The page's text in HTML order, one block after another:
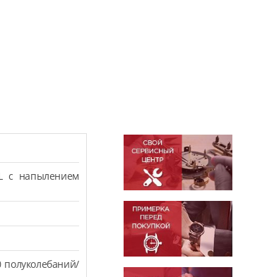
с напылением
полуколебаний/